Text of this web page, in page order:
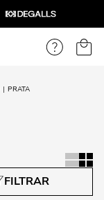
PRATA